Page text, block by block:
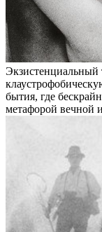
Экзистенциальный
бытия, где
метафорой вечной